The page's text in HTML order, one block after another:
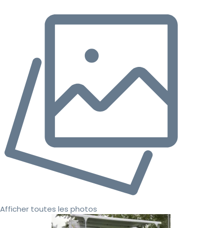
Afficher toutes les photos